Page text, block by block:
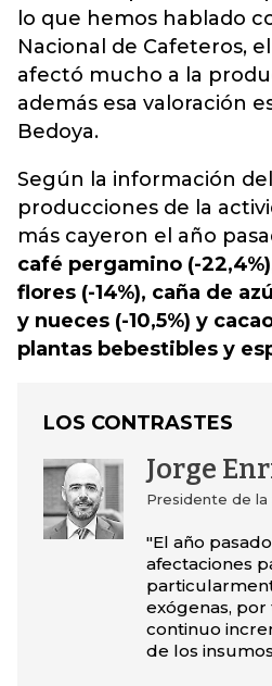
lo que hemos hablado
Nacional de Cafeteros,
afectó mucho a la
además esa valoración
Bedoya.
Según la información
producciones de la
más cayeron el año
café pergamino (-
flores (-14%), caña de
y nueces (-10,5%) y
plantas bebestibles y
LOS CONTRASTES
Jorge
Presidente de la
"El año
afectaciones
exógenas,
continuo
de los